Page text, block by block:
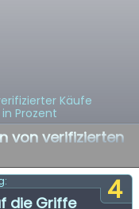
Käufe
Prozent
von verifizierten
4
die Griffe